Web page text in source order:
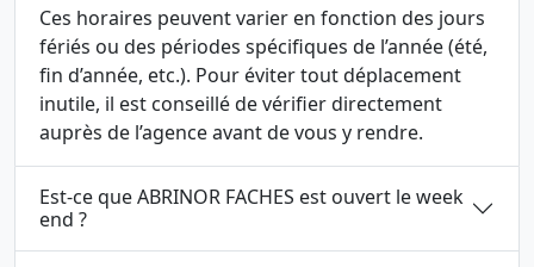
Ces horaires peuvent varier en fonction des jours
fériés ou des périodes spécifiques de l’année (été,
fin d’année, etc.). Pour éviter tout déplacement
inutile, il est conseillé de vérifier directement
auprès de l’agence avant de vous y rendre.
Est-ce que ABRINOR FACHES est ouvert le week
end ?